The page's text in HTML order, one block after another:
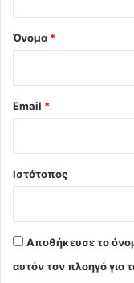
Όνομα *
Email *
Ιστότοπος
Αποθήκευσε το
αυτόν τον πλοηγό για